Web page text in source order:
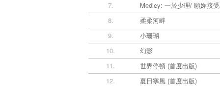
7.
Medley: 一於少理/ 願妳接
8.
柔柔河畔
9.
小珊瑚
10.
幻影
11.
世界停頓 (首度出版)
12.
夏日寒風 (首度出版)